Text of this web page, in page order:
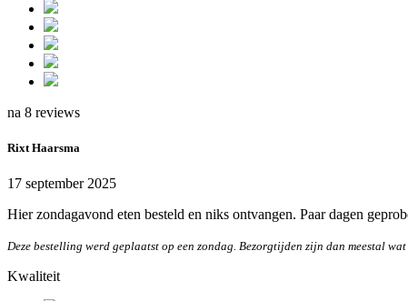
na 8 reviews
Rixt Haarsma
17 september 2025
Hier zondagavond eten besteld en niks ontvangen. Paar dagen
Deze bestelling werd geplaatst op een zondag. Bezorgtijden zijn dan meestal
Kwaliteit